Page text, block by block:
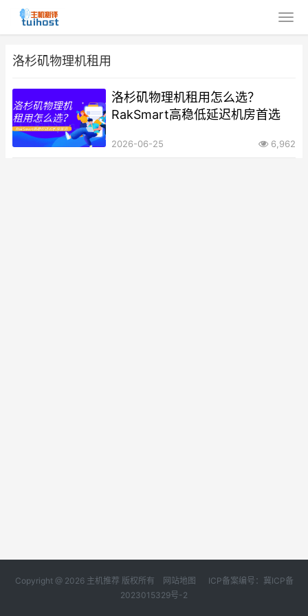
洛杉矶物理机租用
洛杉矶物理机租用怎么选？
RakSmart高稳低延迟机房首选
2026-06-25 6,962
Copyright @ 2026 主机推荐 版权所有 网站地图
ICP备案编号：冀ICP备
2023015329号-2